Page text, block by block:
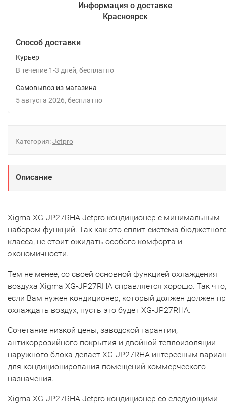
Информация о доставке
Красноярск
Способ доставки
Курьер
В течение 1-3 дней Бесплатно
Самовывоз из магазина
5 августа 2026
Бесплатно
Категория:Jetpro
Описание
Xigma XG-JP27RHA Jetpro кондиционер с минимальным
набором функций. Так как это сплит-система
класса, не стоит ожидать особого комфорта и
экономичности.
Тем не менее, со своей основной функцией охлаждения
воздуха Xigma XG-JP27RHA справляется хорошо. Так что,
если Вам нужен кондиционер, который должен должен
охлаждать воздух, пусть это будет XG-JP27RHA.
Сочетание низкой цены, заводской гарантии,
антикоррозийного покрытия и двойной теплоизоляции
наружного блока делает XG-JP27RHA интересным
для кондиционирования помещений коммерческого
назначения.
Xigma XG-JP27RHA Jetpro кондиционер со следующими